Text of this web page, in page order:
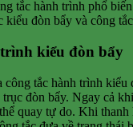
tắc hành trình phổ
đòn bẩy và công
kiểu đòn bẩy
công tắc hành trình kiểu
đòn bẩy. Ngay cả
quay tự do. Khi